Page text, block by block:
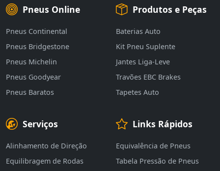
Pneus Online
Pneus Continental
Pneus Bridgestone
Pneus Michelin
Pneus Goodyear
Pneus Baratos
Produtos e Peças
Baterias Auto
Kit Pneu Suplente
Jantes Liga-Leve
Travões EBC Brakes
Tapetes Auto
Serviços
Alinhamento de Direção
Equilibragem de Rodas
Links Rápidos
Equivalência de Pneus
Tabela Pressão de Pneus